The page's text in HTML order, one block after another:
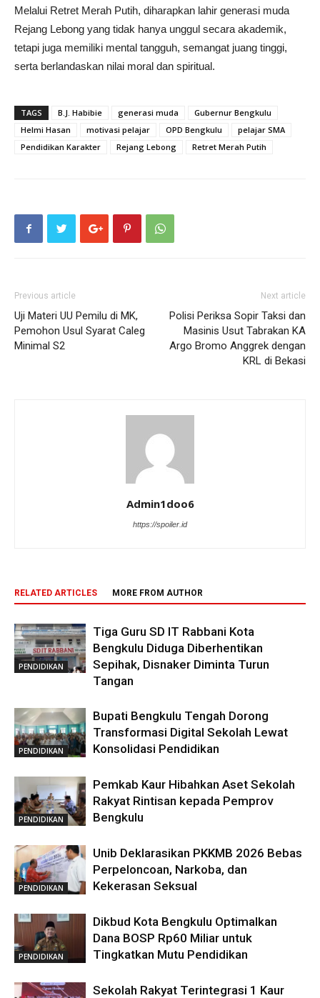
Melalui Retret Merah Putih, diharapkan lahir generasi muda
Rejang Lebong yang tidak hanya unggul secara akademik,
tetapi juga memiliki mental tangguh, semangat juang tinggi,
serta berlandaskan nilai moral dan spiritual.
TAGS B.J. Habibie generasi muda
Gubernur Bengkulu
Helmi Hasan
motivasi pelajar OPD Bengkulu
pelajar SMA
Pendidikan Karakter
Rejang Lebong Retret Merah Putih
Previous article
Uji Materi UU Pemilu di MK,
Pemohon Usul Syarat Caleg
Minimal S2
Next article
Polisi Periksa Sopir Taksi dan
Masinis Usut Tabrakan KA
Argo Bromo Anggrek dengan
KRL di Bekasi
Admin1doo6
https://spoiler.id
RELATED ARTICLES MORE FROM AUTHOR
PENDIDIKAN
Tiga Guru SD IT Rabbani Kota
Bengkulu Diduga Diberhentikan
Sepihak, Disnaker Diminta Turun
Tangan
PENDIDIKAN
Bupati Bengkulu Tengah Dorong
Transformasi Digital Sekolah Lewat
Konsolidasi Pendidikan
PENDIDIKAN
Pemkab Kaur Hibahkan Aset Sekolah
Rakyat Rintisan kepada Pemprov
Bengkulu
PENDIDIKAN
Unib Deklarasikan PKKMB 2026 Bebas
Perpeloncoan, Narkoba, dan
Kekerasan Seksual
PENDIDIKAN
Dikbud Kota Bengkulu Optimalkan
Dana BOSP Rp60 Miliar untuk
Tingkatkan Mutu Pendidikan
Sekolah Rakyat Terintegrasi 1 Kaur